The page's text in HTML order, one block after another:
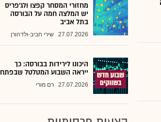
מחזורי המסחר קפצו ולג'פריס
יש המלצה חמה על הבורסה
בתל אביב
27.07.2026 שירי חביב-ולדהורן
היכונו לירידות בבורסה: כך
ייראה השבוע המטלטל שבפתח
27.07.2026 רם מורי